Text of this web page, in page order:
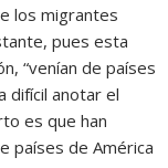
los migrantes
pues esta
“venían de países
difícil anotar el
es que han
países de América